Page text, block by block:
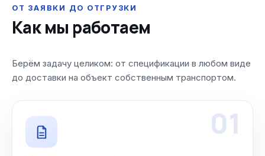
ОТ ЗАЯВКИ ДО ОТГРУЗКИ
Как мы работаем
Берём задачу целиком: от спецификации в любом виде
до доставки на объект собственным транспортом.
01